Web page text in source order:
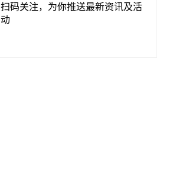
扫码关注，为你推送最新资讯及活
动